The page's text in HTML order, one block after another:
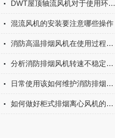
DWT屋顶轴流风机对于使用环境的要求
混流风机的安装要注意哪些操作
消防高温排烟风机在使用过程中需要检查哪些方面？
分析消防排烟风机转速不稳定的几个原因
日常使用该如何维护消防排烟风机的主要零部件
如何做好柜式排烟离心风机的日常保养与维护工作